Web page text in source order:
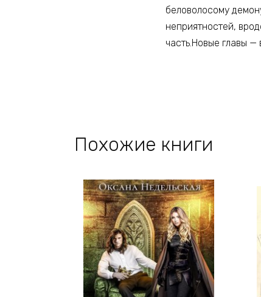
беловолосому
неприятностей,
часть.Новые главы —
Похожие книги